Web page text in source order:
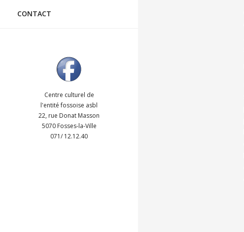
CONTACT
Centre culturel de
l'entité fossoise asbl
22, rue Donat Masson
5070 Fosses-la-Ville
071/ 12.12.40